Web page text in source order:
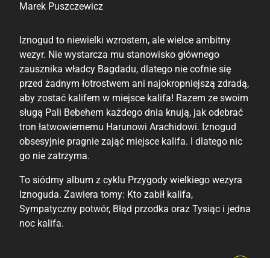
Marek Puszczewicz
Iznogud to niewielki wzrostem, ale wielce ambitny
wezyr. Nie wystarcza mu stanowisko głównego
zausznika władcy Bagdadu, dlatego nie cofnie się
przed żadnym łotrostwem ani najokropniejszą zdradą,
aby zostać kalifem w miejsce kalifa! Razem ze swoim
sługą Pali Bebehem każdego dnia knują, jak odebrać
tron łatwowiernemu Harunowi Arachidowi. Iznogud
obsesyjnie pragnie zająć miejsce kalifa. I dlatego nic
go nie zatrzyma.
To siódmy album z cyklu Przygody wielkiego wezyra
Iznoguda. Zawiera tomy: Kto zabił kalifa,
Sympatyczny potwór, Błąd przodka oraz Tysiąc i jedna
noc kalifa.